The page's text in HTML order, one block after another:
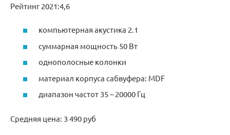
Рейтинг 2021:4,6
компьютерная акустика 2.1
суммарная мощность 50 Вт
однополосные колонки
материал корпуса сабвуфера: MDF
диапазон частот 35 – 20000 Гц
Средняя цена: 3 490 руб